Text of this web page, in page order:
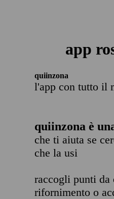
app
quiinzona
l'app con tutto il
quiinzona è
che ti aiuta se
che la usi
raccogli punti da
rifornimento o